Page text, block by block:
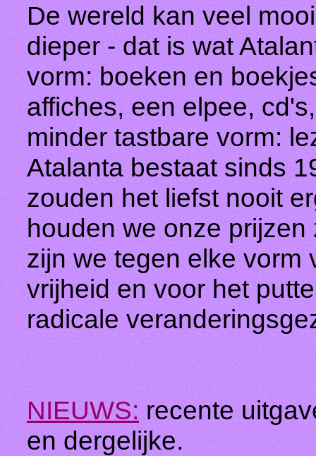
De wereld kan veel
dieper - dat is wat
vorm: boeken en
affiches, een elpee,
minder tastbare vorm:
Atalanta bestaat sinds
zouden het liefst nooit
houden we onze
zijn we tegen elke vorm
vrijheid en voor het
radicale
NIEUWS: recente
en dergelijke.